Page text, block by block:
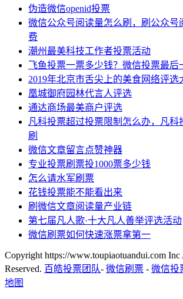
伪造微信openid投票
微信公众号阅读量怎么刷，刷公众号
费
潮州最美科技工作者投票活动
飞鱼投票一票多少钱？微信投票最后
2019年北京市舌尖上的美食网络评选
凰城御府园林代言人评选
通达商场最美商户评选
凡科投票超过投票限制怎么办，凡科
刷
微信文章留言点赞神器
专业投票刷票投1000票多少钱
怎么请水军刷票
花钱投票能不能看出来
刷微信文章阅读量产业链
第七届凡人歌·十大凡人善举评选活动
微信刷票如何快速涨票拿第一
Copyright https://www.toupiaotuandui.com
Reserved. 百皓投票团队- 微信刷票 - 微信投
地图